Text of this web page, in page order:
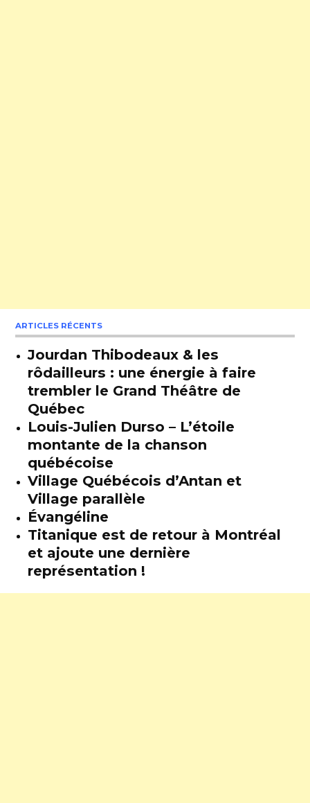
ARTICLES RÉCENTS
Jourdan Thibodeaux & les
rôdailleurs : une énergie à faire
trembler le Grand Théâtre de
Québec
Louis-Julien Durso – L’étoile
montante de la chanson
québécoise
Village Québécois d’Antan et
Village parallèle
Évangéline
Titanique est de retour à Montréal
et ajoute une dernière
représentation !